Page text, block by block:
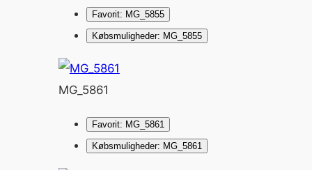
Favorit: MG_5855
Købsmuligheder: MG_5855
MG_5861
Favorit: MG_5861
Købsmuligheder: MG_5861